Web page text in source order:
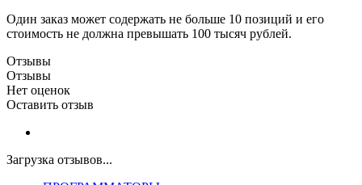
Один заказ может содержать не больше 10 позиций и его
стоимость не должна превышать 100 тысяч рублей.
Отзывы
Отзывы
Нет оценок
Оставить отзыв
Загрузка отзывов...